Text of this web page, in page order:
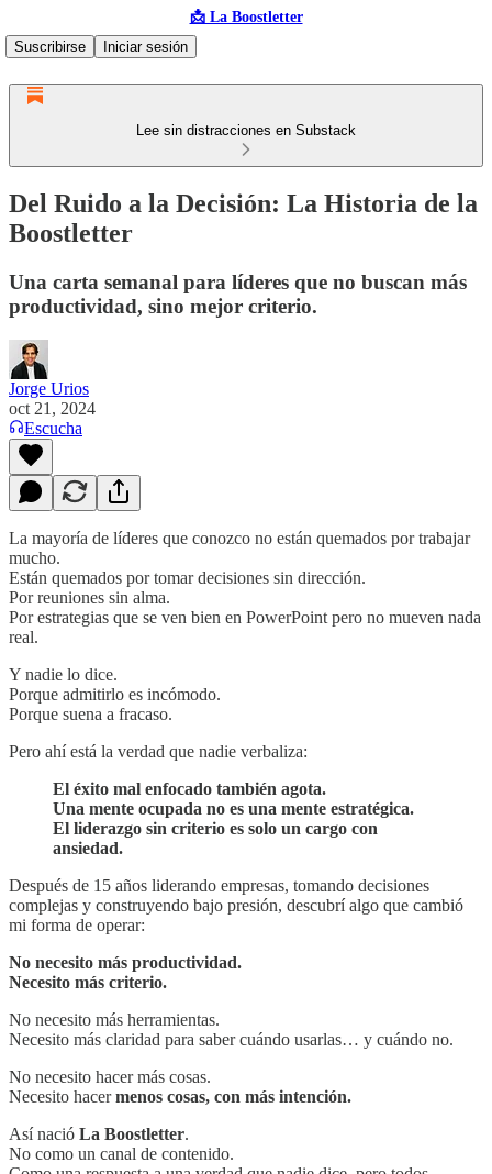
📩 La Boostletter
Suscribirse
Iniciar sesión
Lee sin distracciones en Substack
Del Ruido a la Decisión: La Historia de la
Boostletter
Una carta semanal para líderes que no buscan más
productividad, sino mejor criterio.
Jorge Urios
oct 21, 2024
Escucha
La mayoría de líderes que conozco no están quemados por trabajar
mucho.
Están quemados por tomar decisiones sin dirección.
Por reuniones sin alma.
Por estrategias que se ven bien en PowerPoint pero no mueven nada
real.
Y nadie lo dice.
Porque admitirlo es incómodo.
Porque suena a fracaso.
Pero ahí está la verdad que nadie verbaliza:
El éxito mal enfocado también agota.
Una mente ocupada no es una mente estratégica.
El liderazgo sin criterio es solo un cargo con
ansiedad.
Después de 15 años liderando empresas, tomando decisiones
complejas y construyendo bajo presión, descubrí algo que cambió
mi forma de operar:
No necesito más productividad.
Necesito más criterio.
No necesito más herramientas.
Necesito más claridad para saber cuándo usarlas… y cuándo no.
No necesito hacer más cosas.
Necesito hacermenos cosas, con más intención.
Así nació La Boostletter.
No como un canal de contenido.